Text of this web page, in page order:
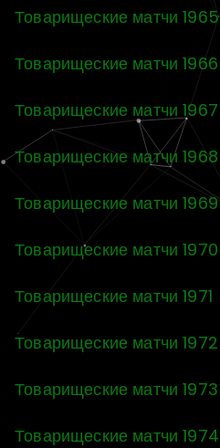
Товарищеские матчи 1965
Товарищеские матчи 1966
Товарищеские матчи 1967
Товарищеские матчи 1968
Товарищеские матчи 1969
Товарищеские матчи 1970
Товарищеские матчи 1971
Товарищеские матчи 1972
Товарищеские матчи 1973
Товарищеские матчи 1974